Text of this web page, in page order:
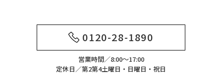
0120-28-1890
営業時間／8:00～17:00
定休日／第2第4土曜日・日曜日・祝日